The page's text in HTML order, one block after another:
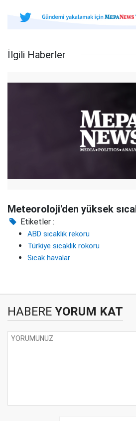
İlgili Haberler
Meteoroloji'den yüksek
Etiketler :
ABD sıcaklık rekoru
Türkiye sıcaklık rokoru
Sıcak havalar
HABERE YORUM KAT